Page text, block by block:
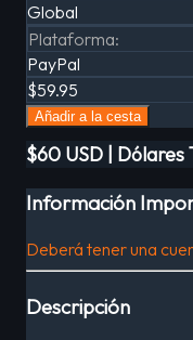
Global
Plataforma:
PayPal
$59.95
Añadir a la cesta
$60 USD |
Información
Deberá tener una
Descripción